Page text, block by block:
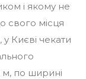
і якому не
свого місця
Києві чекати
м, по ширині